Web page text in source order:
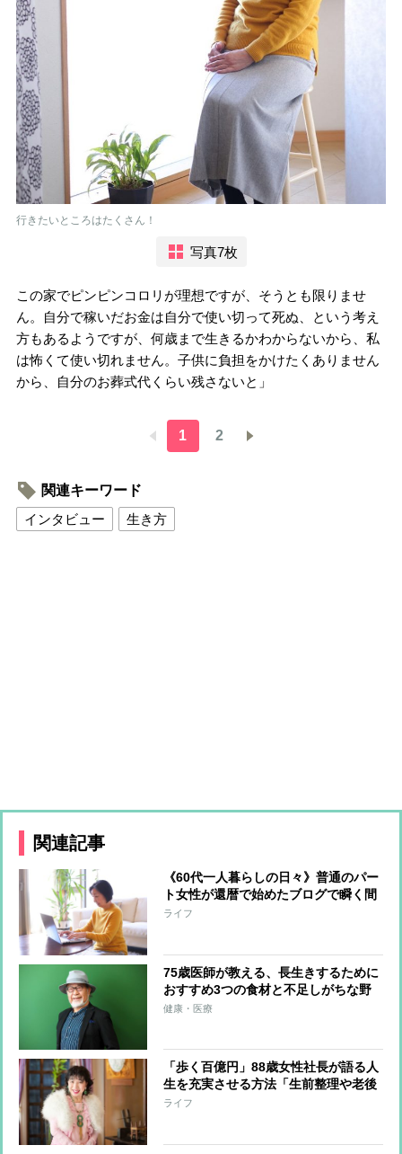
行きたいところはたくさん！
写真7枚
この家でピンピンコロリが理想ですが、そうとも限りませ
ん。自分で稼いだお金は自分で使い切って死ぬ、という考え
方もあるようですが、何歳まで生きるかわからないから、私
は怖くて使い切れません。子供に負担をかけたくありません
から、自分のお葬式代くらい残さないと」
1 2
関連キーワード
インタビュー
生き方
関連記事
《60代一人暮らしの日々》普通のパー
ト女性が還暦で始めたブログで瞬く間
にトップブロガーになるまで
ライフ
75歳医師が教える、長生きするために
おすすめ3つの食材と不足しがちな野
菜を手軽に食べる方法
健康・医療
「歩く百億円」88歳女性社長が語る人
生を充実させる方法「生前整理や老後
整理には賛成できない」理由
ライフ